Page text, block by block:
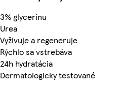
3% glycerínu
Urea
Vyživuje a regeneruje
Rýchlo sa vstrebáva
24h hydratácia
Dermatologicky testované